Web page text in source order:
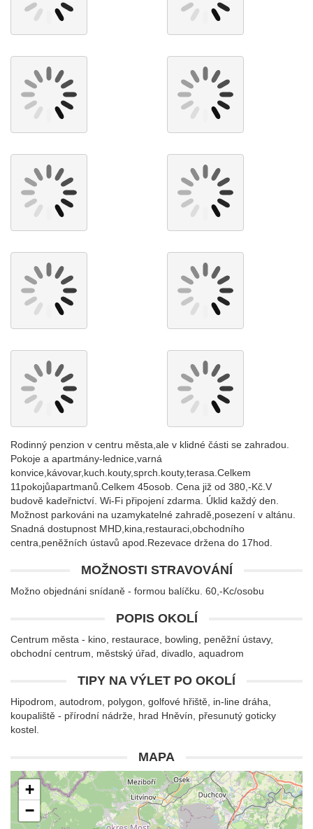
Rodinný penzion v centru města,ale v klidné části se zahradou.
Pokoje a apartmány-lednice,varná
konvice,kávovar,kuch.kouty,sprch.kouty,terasa.Celkem
11pokojůapartmanů.Celkem 45osob. Cena již od 380,-Kč.V
budově kadeřnictví. Wi-Fi připojení zdarma. Úklid každý den.
Možnost parkováni na uzamykatelné zahradě,posezení v altánu.
Snadná dostupnost MHD,kina,restauraci,obchodního
centra,peněžních ústavů apod.Rezevace držena do 17hod.
MOŽNOSTI STRAVOVÁNÍ
Možno objednáni snídaně - formou balíčku. 60,-Kc/osobu
POPIS OKOLÍ
Centrum města - kino, restaurace, bowling, peněžní ústavy,
obchodní centrum, městský úřad, divadlo, aquadrom
TIPY NA VÝLET PO OKOLÍ
Hipodrom, autodrom, polygon, golfové hřiště, in-line dráha,
koupaliště - přírodní nádrže, hrad Hněvín, přesunutý goticky
kostel.
MAPA
+
−